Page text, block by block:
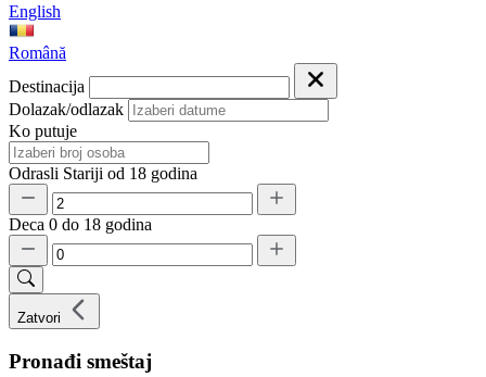
English
Română
Destinacija
Dolazak/odlazak
Ko putuje
Odrasli Stariji od 18 godina
Deca 0 do 18 godina
Zatvori
Pronađi smeštaj